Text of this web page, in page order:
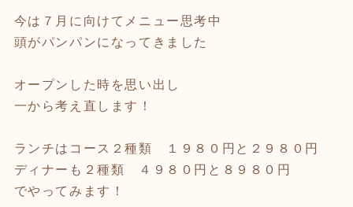
今は７月に向けてメニュー思考中
頭がパンパンになってきました
オープンした時を思い出し
一から考え直します！
ランチはコース２種類 １９８０円と２９８０円
ディナーも２種類 ４９８０円と８９８０円
でやってみます！